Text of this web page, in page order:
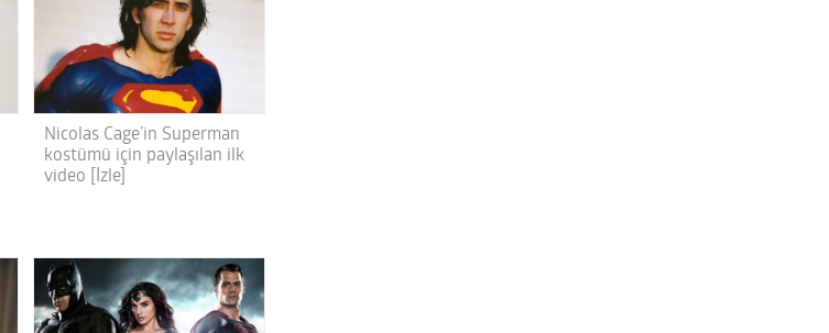
Nicolas Cage’in Superman
kostümü için paylaşılan ilk
video [İzle]